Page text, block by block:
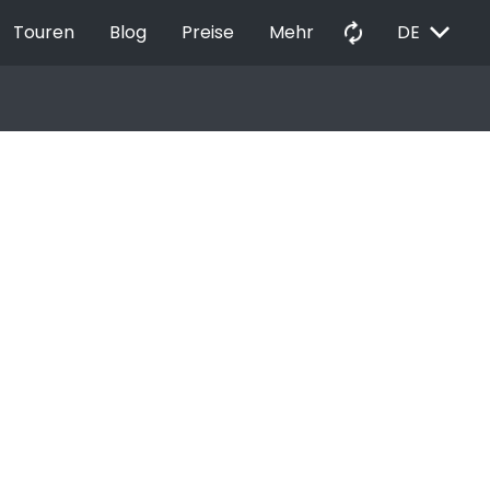
Touren Blog Preise Mehr autorenew DE EXPAND_MORE